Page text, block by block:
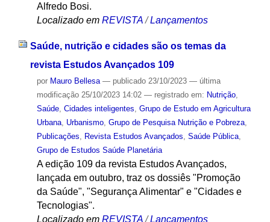
Alfredo Bosi.
Localizado em REVISTA /Lançamentos
Saúde, nutrição e cidades são os temas da
revista Estudos Avançados 109
por Mauro Bellesa — publicado23/10/2023 — última
modificação25/10/2023 14:02 — registrado em: Nutrição,
Saúde, Cidades inteligentes Grupo de Estudo em Agricultura
Urbana, Urbanismo, Grupo de Pesquisa Nutrição e Pobreza,
Publicações
Revista Estudos Avançados Saúde Pública,
Grupo de Estudos Saúde Planetária
A edição 109 da revista Estudos Avançados,
lançada em outubro, traz os dossiês "Promoção
da Saúde", "Segurança Alimentar" e "Cidades e
Tecnologias".
Localizado em REVISTA /Lançamentos